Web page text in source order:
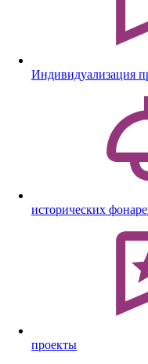
Индивидуализация
исторических
проекты